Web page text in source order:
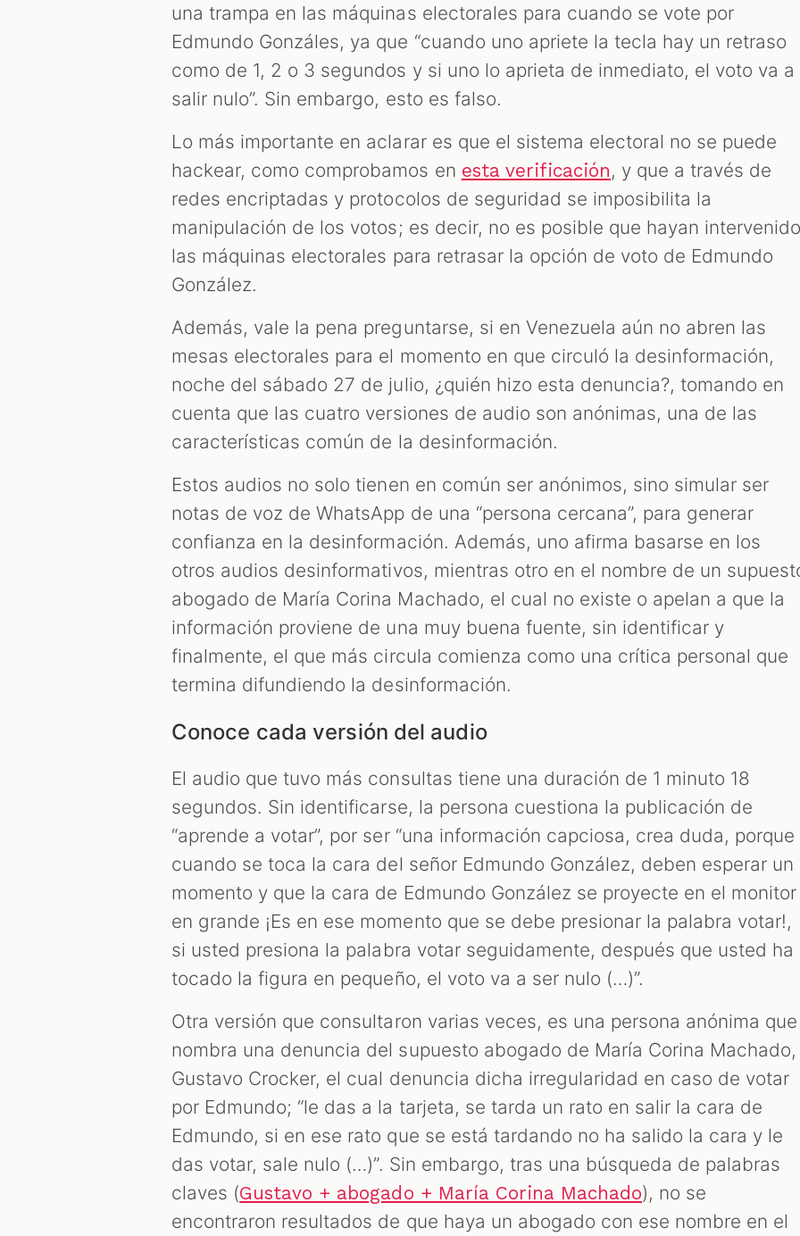
una trampa en las máquinas electorales para cuando se vote por
Edmundo Gonzáles, ya que “cuando uno apriete la tecla hay un retraso
como de 1, 2 o 3 segundos y si uno lo aprieta de inmediato, el voto va a
salir nulo”. Sin embargo, esto es falso.
Lo más importante en aclarar es que el sistema electoral no se puede
hackear, como comprobamos en esta verificación, y que a través de
redes encriptadas y protocolos de seguridad se imposibilita la
manipulación de los votos; es decir, no es posible que hayan
las máquinas electorales para retrasar la opción de voto de Edmundo
González.
Además, vale la pena preguntarse, si en Venezuela aún no abren las
mesas electorales para el momento en que circuló la desinformación,
noche del sábado 27 de julio, ¿quién hizo esta denuncia?, tomando en
cuenta que las cuatro versiones de audio son anónimas, una de las
características común de la desinformación.
Estos audios no solo tienen en común ser anónimos, sino simular ser
notas de voz de WhatsApp de una “persona cercana”, para generar
confianza en la desinformación. Además, uno afirma basarse en los
otros audios desinformativos, mientras otro en el nombre de un
abogado de María Corina Machado, el cual no existe o apelan a que la
información proviene de una muy buena fuente, sin identificar y
finalmente, el que más circula comienza como una crítica personal que
termina difundiendo la desinformación.
Conoce cada versión del audio
El audio que tuvo más consultas tiene una duración de 1 minuto 18
segundos. Sin identificarse, la persona cuestiona la publicación de
“aprende a votar”, por ser “una información capciosa, crea duda, porque
cuando se toca la cara del señor Edmundo González, deben esperar un
momento y que la cara de Edmundo González se proyecte en el monitor
en grande ¡Es en ese momento que se debe presionar la palabra votar!,
si usted presiona la palabra votar seguidamente, después que usted ha
tocado la figura en pequeño, el voto va a ser nulo (…)”.
Otra versión que consultaron varias veces, es una persona anónima que
nombra una denuncia del supuesto abogado de María Corina Machado,
Gustavo Crocker, el cual denuncia dicha irregularidad en caso de votar
por Edmundo; “le das a la tarjeta, se tarda un rato en salir la cara de
Edmundo, si en ese rato que se está tardando no ha salido la cara y le
das votar, sale nulo (…)”. Sin embargo, tras una búsqueda de palabras
claves (Gustavo + abogado + María Corina Machado), no se
encontraron resultados de que haya un abogado con ese nombre en el